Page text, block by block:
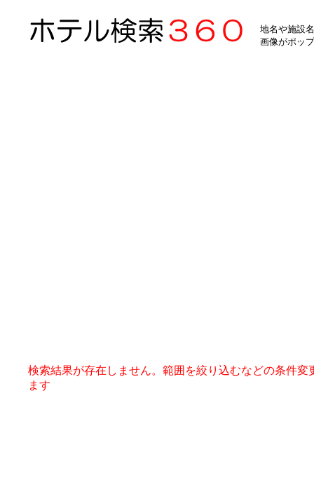
地名や施設
画像がポッ
検索結果が存在しません。範囲を絞り込むなどの条件変
ます